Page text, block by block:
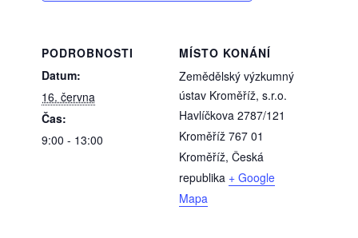
PODROBNOSTI
Datum:
16. června
Čas:
9:00 - 13:00
MÍSTO KONÁNÍ
Zemědělský výzkumný
ústav Kroměříž, s.r.o.
Havlíčkova 2787/121
Kroměříž 767 01
Kroměříž, Česká
republika + Google
Mapa